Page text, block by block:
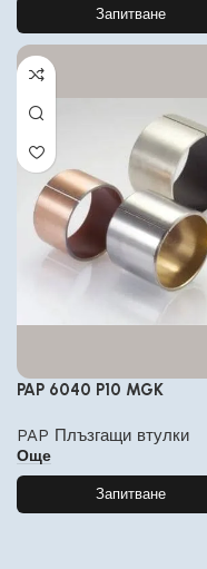
Запитване
PAP 6040 P10 MGK
PAP Плъзгащи втулки
Още
Запитване